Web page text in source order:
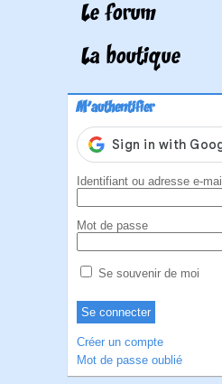
Le forum
La boutique
M'authentifier
Identifiant ou adresse e-mail
Mot de passe
Se souvenir de moi
Créer un compte
Mot de passe oublié